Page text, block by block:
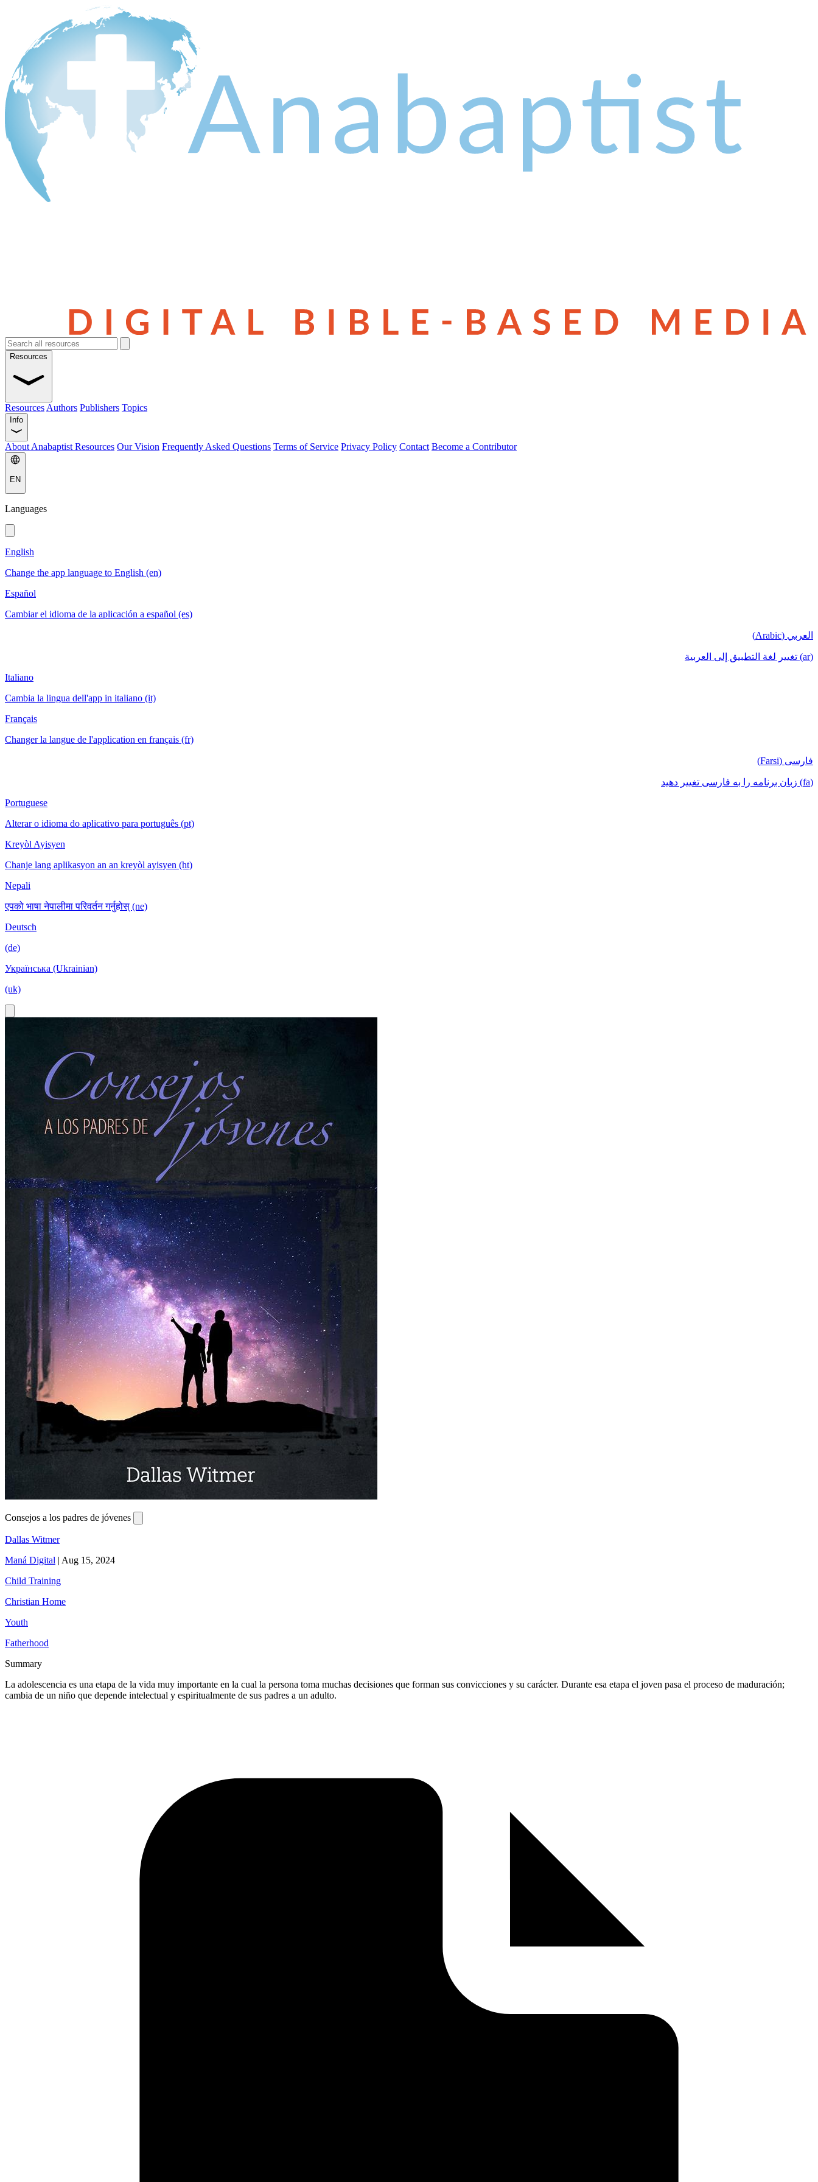
Resources
Resources Authors Publishers Topics
Info
About Anabaptist Resources Our Vision Frequently Asked Questions Terms of Service Privacy Policy Contact Become a Contributor
EN
Languages
English
Change the app language to English (en)
Español
Cambiar el idioma de la aplicación a español (es)
العربي (Arabic)
(ar) تغيير لغة التطبيق إلى العربية
Italiano
Cambia la lingua dell'app in italiano (it)
Français
Changer la langue de l'application en français (fr)
فارسی (Farsi)
(fa) زبان برنامه را به فارسی تغییر دهید
Portuguese
Alterar o idioma do aplicativo para português (pt)
Kreyòl Ayisyen
Chanje lang aplikasyon an an kreyòl ayisyen (ht)
Nepali
एपको भाषा नेपालीमा परिवर्तन गर्नुहोस् (ne)
Deutsch
(de)
Українська (Ukrainian)
(uk)
Consejos a los padres de jóvenes
Dallas Witmer
Maná Digital | Aug 15, 2024
Child Training
Christian Home
Youth
Fatherhood
Summary
La adolescencia es una etapa de la vida muy importante en la cual la persona toma muchas decisiones que forman sus convicciones y su carácter. Durante esa etapa el joven pasa el proceso de maduración;
cambia de un niño que depende intelectual y espiritualmente de sus padres a un adulto.